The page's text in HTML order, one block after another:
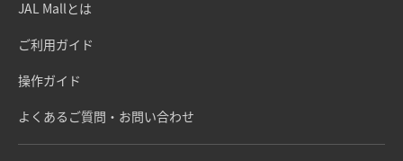
JAL Mallとは
ご利用ガイド
操作ガイド
よくあるご質問・お問い合わせ